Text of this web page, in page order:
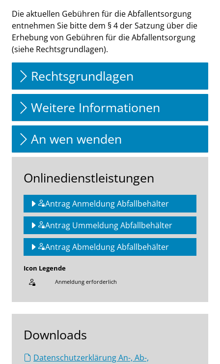
Die aktuellen Gebühren für die Abfallentsorgung
entnehmen Sie bitte dem § 4 der Satzung über die
Erhebung von Gebühren für die Abfallentsorgung
(siehe Rechtsgrundlagen).
Rechtsgrundlagen
Weitere Informationen
An wen wenden
Onlinedienstleistungen
Antrag Anmeldung Abfallbehälter
Antrag Ummeldung Abfallbehälter
Antrag Abmeldung Abfallbehälter
Icon Legende
Anmeldung erforderlich
Downloads
Datenschutzerklärung An-, Ab-,